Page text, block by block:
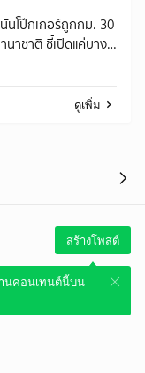
นโป๊กเกอร์ถูกกม. 30
าชาติ ชี้เปิดแค่บาง
ดูเพิ่ม
สร้างโพสต์
นคอนเทนต์นี้บน